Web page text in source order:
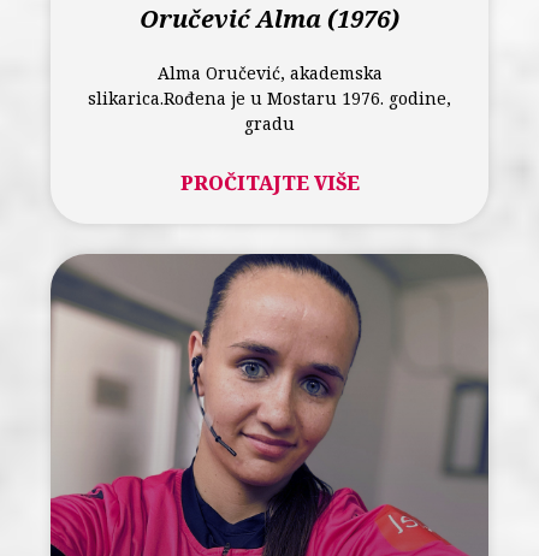
Oručević Alma (1976)
Alma Oručević, akademska
slikarica.Rođena je u Mostaru 1976. godine,
gradu
PROČITAJTE VIŠE